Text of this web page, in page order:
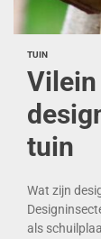
TUIN
tuin
Wat zijn
als